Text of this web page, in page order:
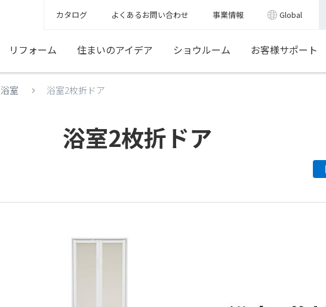
カタログ よくあるお問い合わせ 事業情報 Global
リフォーム 住まいのアイデア ショウルーム お客様サポート
浴室 浴室2枚折ドア
浴室2枚折ドア